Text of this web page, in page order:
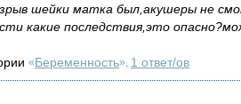
шейки матка был,акушеры не
какие последствия,это
«Беременность», 1 ответ/ов